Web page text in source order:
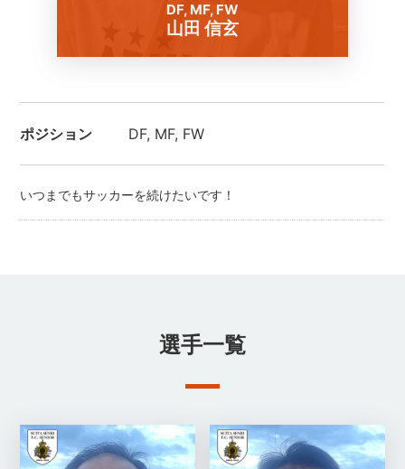
DF, MF, FW
山田 信玄
ポジション DF, MF, FW
いつまでもサッカーを続けたいです！
選手一覧